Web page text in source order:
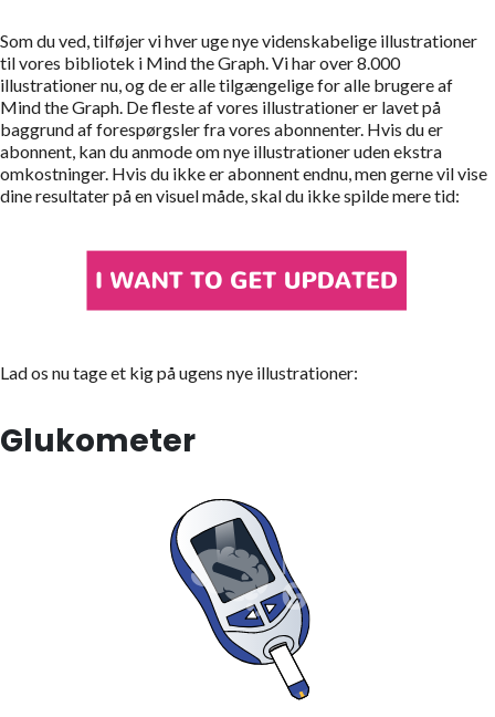
Som du ved, tilføjer vi hver uge nye videnskabelige illustrationer
til vores bibliotek i Mind the Graph. Vi har over 8.000
illustrationer nu, og de er alle tilgængelige for alle brugere af
Mind the Graph. De fleste af vores illustrationer er lavet på
baggrund af forespørgsler fra vores abonnenter. Hvis du er
abonnent, kan du anmode om nye illustrationer uden ekstra
omkostninger. Hvis du ikke er abonnent endnu, men gerne vil vise
dine resultater på en visuel måde, skal du ikke spilde mere tid:
Lad os nu tage et kig på ugens nye illustrationer:
Glukometer